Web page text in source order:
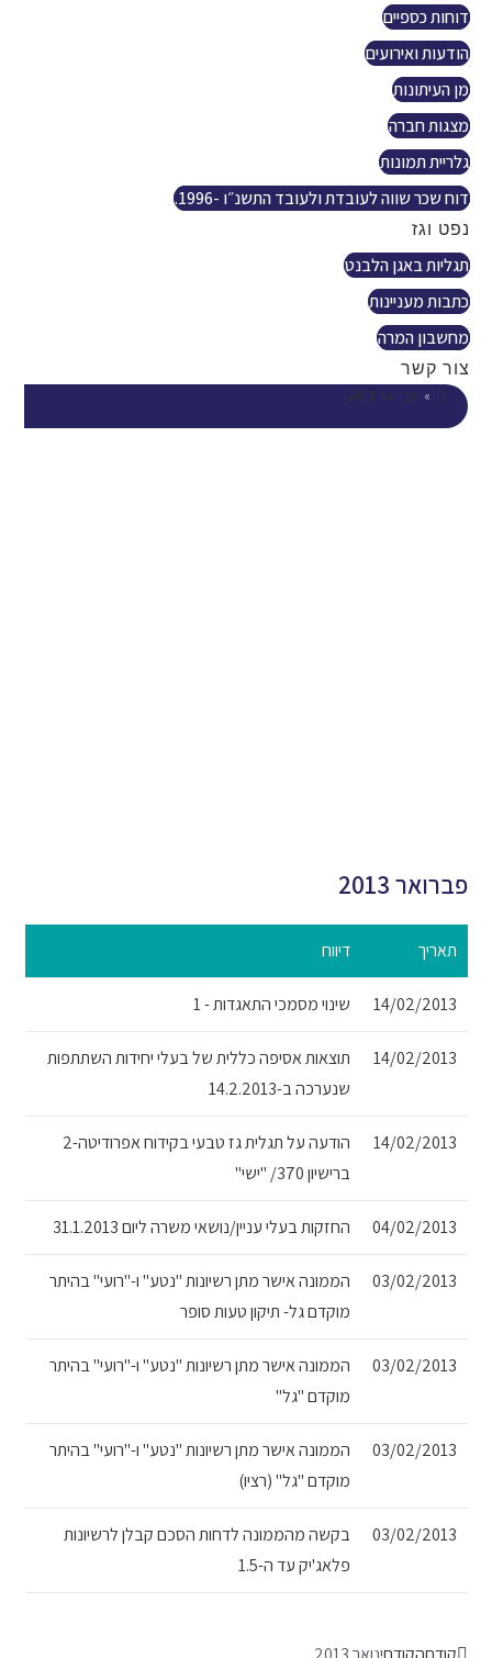
דוחות כספיים
הודעות ואירועים
מן העיתונות
מצגות חברה
גלריית תמונות
דוח שכר שווה לעובדת ולעובד התשנ״ו -1996.
נפט וגז
תגליות באגן הלבנט
כתבות מעניינות
מחשבון המרה
צור קשר
» פברואר 2013
פברואר 2013
תאריך דיווח
14/02/2013 שינוי מסמכי התאגדות - 1
14/02/2013
תוצאות אסיפה כללית של בעלי יחידות השתתפות
שנערכה ב-14.2.2013
14/02/2013
הודעה על תגלית גז טבעי בקידוח אפרודיטה-2
ברישיון 370/ "ישי"
04/02/2013 החזקות בעלי עניין/נושאי משרה ליום 31.1.2013
03/02/2013
הממונה אישר מתן רשיונות "נטע" ו-"רועי" בהיתר
מוקדם גל- תיקון טעות סופר
03/02/2013
הממונה אישר מתן רשיונות "נטע" ו-"רועי" בהיתר
מוקדם "גל"
03/02/2013
הממונה אישר מתן רשיונות "נטע" ו-"רועי" בהיתר
מוקדם "גל" (רציו)
03/02/2013
בקשה מהממונה לדחות הסכם קבלן לרשיונות
פלאג'יק עד ה-1.5